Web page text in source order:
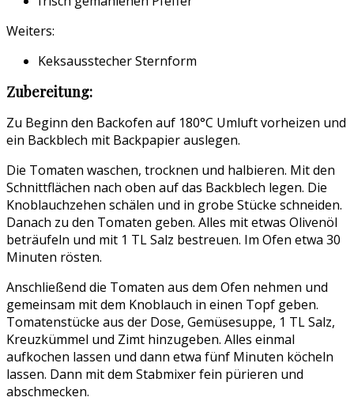
Weiters:
Keksausstecher Sternform
Zubereitung:
Zu Beginn den Backofen auf 180°C Umluft vorheizen und
ein Backblech mit Backpapier auslegen.
Die Tomaten waschen, trocknen und halbieren. Mit den
Schnittflächen nach oben auf das Backblech legen. Die
Knoblauchzehen schälen und in grobe Stücke schneiden.
Danach zu den Tomaten geben. Alles mit etwas Olivenöl
beträufeln und mit 1 TL Salz bestreuen. Im Ofen etwa 30
Minuten rösten.
Anschließend die Tomaten aus dem Ofen nehmen und
gemeinsam mit dem Knoblauch in einen Topf geben.
Tomatenstücke aus der Dose, Gemüsesuppe, 1 TL Salz,
Kreuzkümmel und Zimt hinzugeben. Alles einmal
aufkochen lassen und dann etwa fünf Minuten köcheln
lassen. Dann mit dem Stabmixer fein pürieren und
abschmecken.